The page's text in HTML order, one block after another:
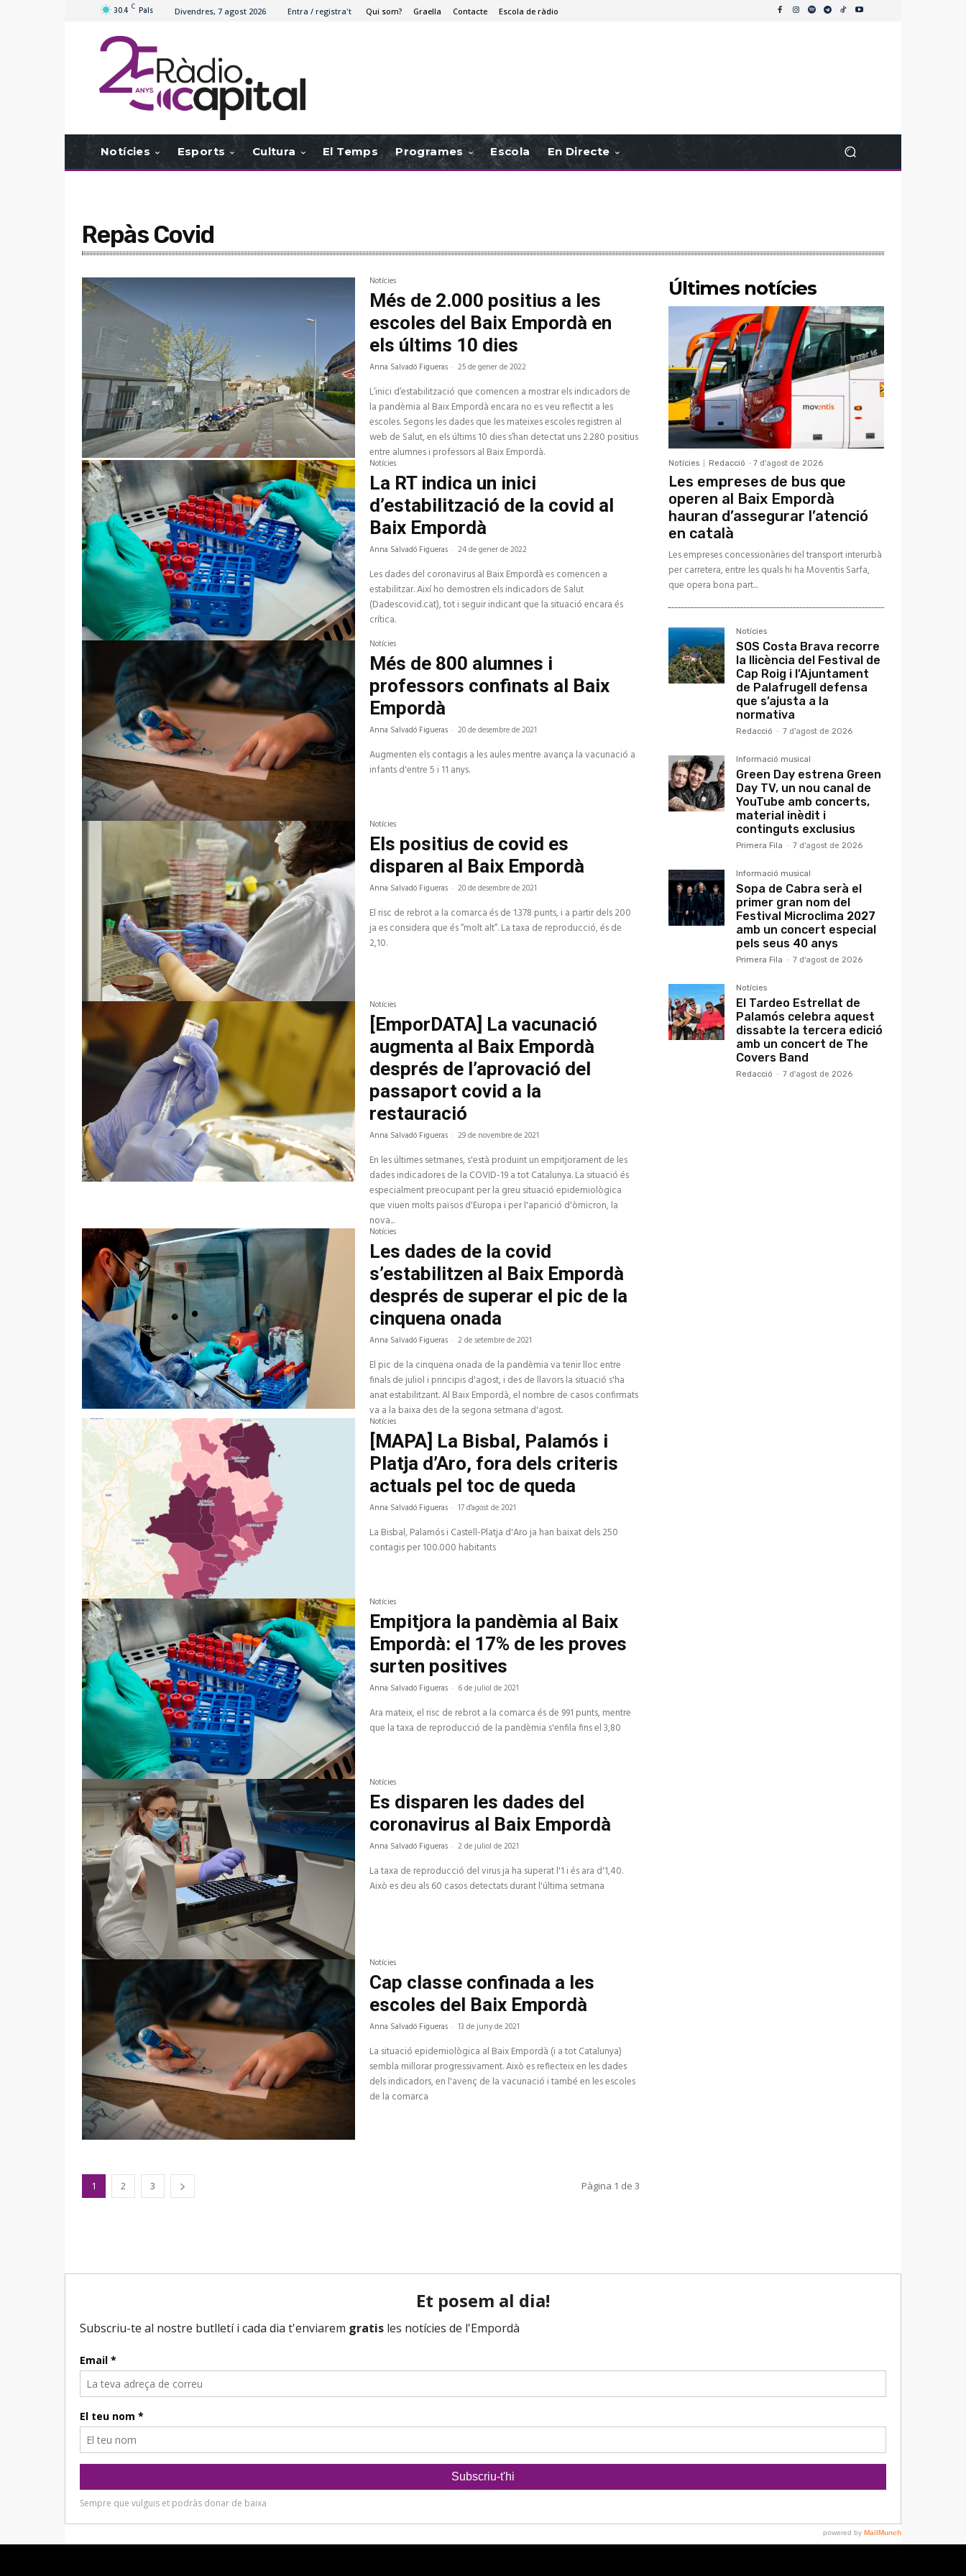
30.4 C Pals Divendres, 7 agost 2026 Entra / registra't Qui som? Graella Contacte Escola de ràdio
Notícies Esports Cultura El Temps Programes Escola En Directe
Repàs Covid
Notícies
Més de 2.000 positius a les
escoles del Baix Empordà en
els últims 10 dies
Anna Salvadó Figueras - 25 de gener de 2022
L’inici d’estabilització que comencen a mostrar els indicadors de
la pandèmia al Baix Empordà encara no es veu reflectit a les
escoles. Segons les dades que les mateixes escoles registren al
web de Salut, en els últims 10 dies s’han detectat uns 2.280 positius
entre alumnes i professors al Baix Empordà.
Notícies
La RT indica un inici
d’estabilització de la covid al
Baix Empordà
Anna Salvadó Figueras - 24 de gener de 2022
Les dades del coronavirus al Baix Empordà es comencen a
estabilitzar. Així ho demostren els indicadors de Salut
(Dadescovid.cat), tot i seguir indicant que la situació encara és
crítica.
Notícies
Més de 800 alumnes i
professors confinats al Baix
Empordà
Anna Salvadó Figueras - 20 de desembre de 2021
Augmenten els contagis a les aules mentre avança la vacunació a
infants d'entre 5 i 11 anys.
Notícies
Els positius de covid es
disparen al Baix Empordà
Anna Salvadó Figueras - 20 de desembre de 2021
El risc de rebrot a la comarca és de 1.378 punts, i a partir dels 200
ja es considera que és “molt alt”. La taxa de reproducció, és de
2,10.
Notícies
[EmporDATA] La vacunació
augmenta al Baix Empordà
després de l’aprovació del
passaport covid a la
restauració
Anna Salvadó Figueras - 29 de novembre de 2021
En les últimes setmanes, s'està produint un empitjorament de les
dades indicadores de la COVID-19 a tot Catalunya. La situació és
especialment preocupant per la greu situació epidemiològica
que viuen molts països d'Europa i per l'aparició d'òmicron, la
nova...
Notícies
Les dades de la covid
s’estabilitzen al Baix Empordà
després de superar el pic de la
cinquena onada
Anna Salvadó Figueras - 2 de setembre de 2021
El pic de la cinquena onada de la pandèmia va tenir lloc entre
finals de juliol i principis d'agost, i des de llavors la situació s'ha
anat estabilitzant. Al Baix Empordà, el nombre de casos confirmats
va a la baixa des de la segona setmana d'agost.
Notícies
[MAPA] La Bisbal, Palamós i
Platja d’Aro, fora dels criteris
actuals pel toc de queda
Anna Salvadó Figueras - 17 d'agost de 2021
La Bisbal, Palamós i Castell-Platja d'Aro ja han baixat dels 250
contagis per 100.000 habitants
Notícies
Empitjora la pandèmia al Baix
Empordà: el 17% de les proves
surten positives
Anna Salvadó Figueras - 6 de juliol de 2021
Ara mateix, el risc de rebrot a la comarca és de 991 punts, mentre
que la taxa de reproducció de la pandèmia s'enfila fins el 3,80
Notícies
Es disparen les dades del
coronavirus al Baix Empordà
Anna Salvadó Figueras - 2 de juliol de 2021
La taxa de reproducció del virus ja ha superat l'1 i és ara d'1,40.
Això es deu als 60 casos detectats durant l'última setmana
Notícies
Cap classe confinada a les
escoles del Baix Empordà
Anna Salvadó Figueras - 13 de juny de 2021
La situació epidemiològica al Baix Empordà (i a tot Catalunya)
sembla millorar progressivament. Això es reflecteix en les dades
dels indicadors, en l'avenç de la vacunació i també en les escoles
de la comarca
1 2 3 Pàgina 1 de 3
Últimes notícies
Notícies Redacció - 7 d'agost de 2026
Les empreses de bus que
operen al Baix Empordà
hauran d’assegurar l’atenció
en català
Les empreses concessionàries del transport interurbà
per carretera, entre les quals hi ha Moventis Sarfa,
que opera bona part...
Notícies
SOS Costa Brava recorre
la llicència del Festival de
Cap Roig i l’Ajuntament
de Palafrugell defensa
que s’ajusta a la
normativa
Redacció - 7 d'agost de 2026
Informació musical
Green Day estrena Green
Day TV, un nou canal de
YouTube amb concerts,
material inèdit i
continguts exclusius
Primera Fila - 7 d'agost de 2026
Informació musical
Sopa de Cabra serà el
primer gran nom del
Festival Microclima 2027
amb un concert especial
pels seus 40 anys
Primera Fila - 7 d'agost de 2026
Notícies
El Tardeo Estrellat de
Palamós celebra aquest
dissabte la tercera edició
amb un concert de The
Covers Band
Redacció - 7 d'agost de 2026